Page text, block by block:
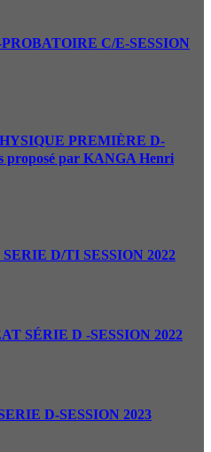
C/E-SESSION
PREMIÈRE D-
proposé par KANGA Henri
D/TI SESSION 2022
SÉRIE D -SESSION 2022
D-SESSION 2023